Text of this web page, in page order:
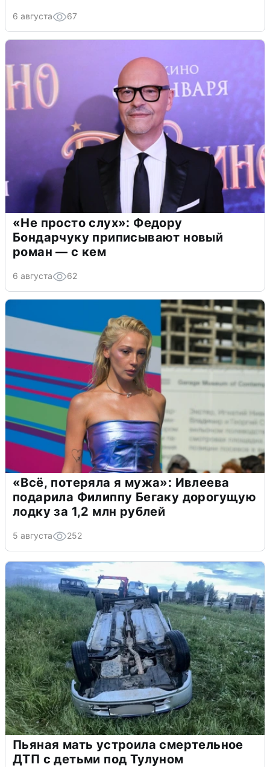
6 августа 67
«Не просто слух»: Федору
Бондарчуку приписывают новый
роман — с кем
6 августа 62
«Всё, потеряла я мужа»: Ивлеева
подарила Филиппу Бегаку дорогущую
лодку за 1,2 млн рублей
5 августа 252
Пьяная мать устроила смертельное
ДТП с детьми под Тулуном